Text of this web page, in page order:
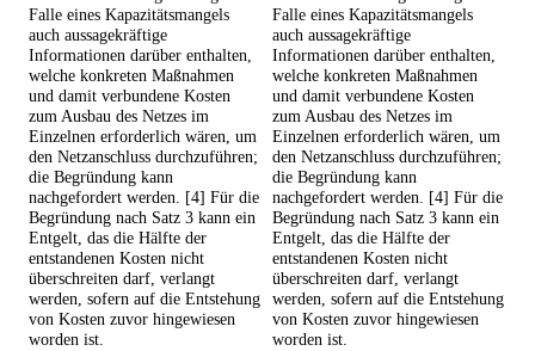
Falle eines Kapazitätsmangels
auch aussagekräftige
Informationen darüber enthalten,
welche konkreten Maßnahmen
und damit verbundene Kosten
zum Ausbau des Netzes im
Einzelnen erforderlich wären, um
den Netzanschluss durchzuführen;
die Begründung kann
nachgefordert werden. [4] Für die
Begründung nach Satz 3 kann ein
Entgelt, das die Hälfte der
entstandenen Kosten nicht
überschreiten darf, verlangt
werden, sofern auf die Entstehung
von Kosten zuvor hingewiesen
worden ist.
Falle eines Kapazitätsmangels
auch aussagekräftige
Informationen darüber enthalten,
welche konkreten Maßnahmen
und damit verbundene Kosten
zum Ausbau des Netzes im
Einzelnen erforderlich wären, um
den Netzanschluss durchzuführen;
die Begründung kann
nachgefordert werden. [4] Für die
Begründung nach Satz 3 kann ein
Entgelt, das die Hälfte der
entstandenen Kosten nicht
überschreiten darf, verlangt
werden, sofern auf die Entstehung
von Kosten zuvor hingewiesen
worden ist.